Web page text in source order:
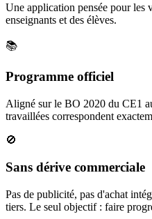
Une application pensée pour les
enseignants et des élèves.
📚
Programme officiel
Aligné sur le BO 2020 du CE1
travaillées correspondent
🚫
Sans dérive commerciale
Pas de publicité, pas d'achat
tiers. Le seul objectif : faire